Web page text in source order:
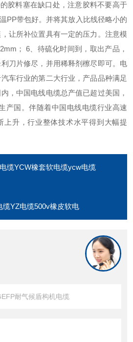
胶料塞在缺口处，注意胶料不要高于
PP带包好。并将其放入比线径略小的
让所补位置具有一定的压力。注意模
； 6、待硫化时间到，取出产品，
刀片修尽，并用稀释剂檫尽即可。电
车行业的第二大行业，产品品种满足
，中国电线电缆总产值已超过美国，
产国。伴随着中国电线电缆行业高速
上升，行业整体技术水平得到大幅提
缆YCW橡套软电缆ycw电缆
缆YZ电缆500v橡皮软电